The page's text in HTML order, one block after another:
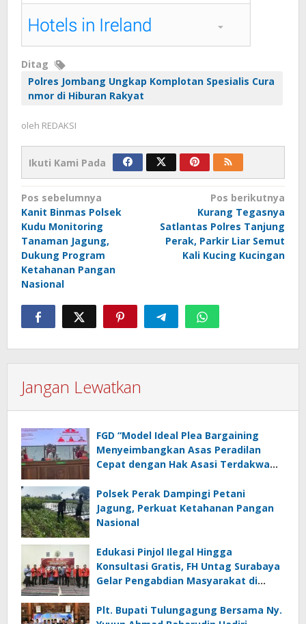
Ditag
Polres Jombang Ungkap Komplotan Spesialis Cura
nmor di Hiburan Rakyat
oleh REDAKSI
Ikuti Kami Pada
Navigasi
pos
Pos sebelumnya
Kanit Binmas Polsek
Kudu Monitoring
Tanaman Jagung,
Dukung Program
Ketahanan Pangan
Nasional
Pos berikutnya
Kurang Tegasnya
Satlantas Polres Tanjung
Perak, Parkir Liar Semut
Kali Kucing Kucingan
Jangan Lewatkan
FGD “Model Ideal Plea Bargaining
Menyeimbangkan Asas Peradilan
Cepat dengan Hak Asasi Terdakwa
Polsek Perak Dampingi Petani
Jagung, Perkuat Ketahanan Pangan
Nasional
Edukasi Pinjol Ilegal Hingga
Konsultasi Gratis, FH Untag Surabaya
Gelar Pengabdian Masyarakat di
Plt. Bupati Tulungagung Bersama Ny.